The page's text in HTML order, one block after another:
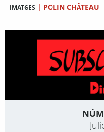
IMATGES | POLIN CHÂTEAU